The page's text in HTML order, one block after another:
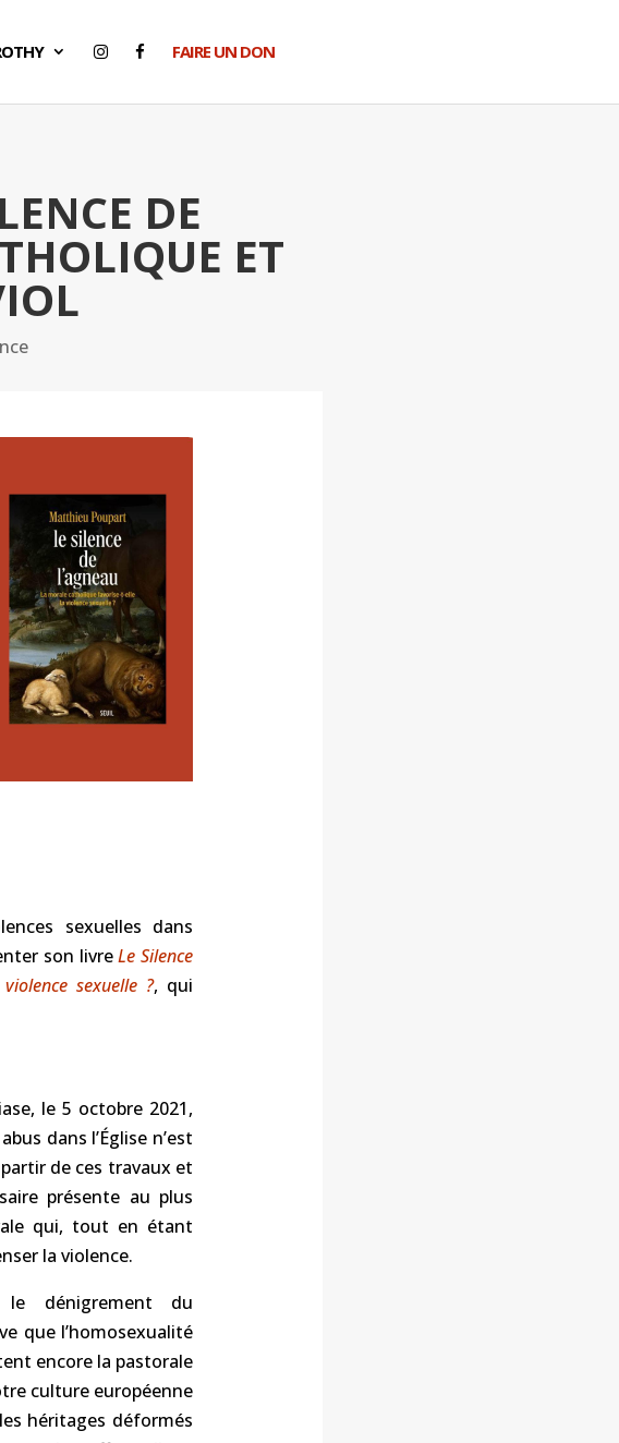
FAIRE UN DON
DE
ET
sexuelles dans
son livreLe Silence
sexuelle ?, qui
le 5 octobre 2021,
dans l’Église n’est
de ces travaux et
présente au plus
qui, tout en étant
la violence.
le dénigrement du
que l’homosexualité
encore la pastorale
culture européenne
héritages déformés